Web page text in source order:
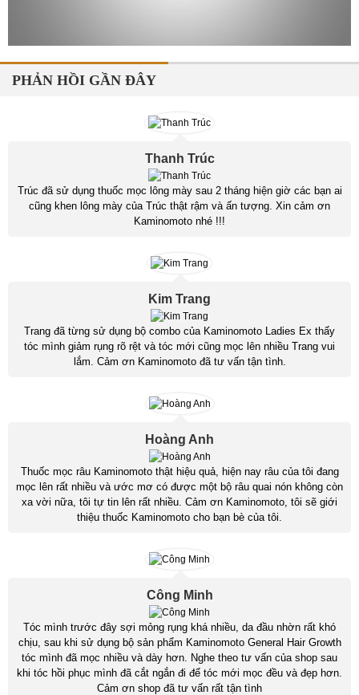
PHẢN HỒI GẦN ĐÂY
Thanh Trúc
Trúc đã sử dụng thuốc mọc lông mày sau 2 tháng hiện giờ các bạn ai
cũng khen lông mày của Trúc thật rậm và ấn tượng. Xin cảm ơn
Kaminomoto nhé !!!
Kim Trang
Trang đã từng sử dụng bộ combo của Kaminomoto Ladies Ex thấy
tóc mình giảm rụng rõ rệt và tóc mới cũng mọc lên nhiều Trang vui
lắm. Cảm ơn Kaminomoto đã tư vấn tận tình.
Hoàng Anh
Thuốc mọc râu Kaminomoto thật hiệu quả, hiện nay râu của tôi đang
mọc lên rất nhiều và ước mơ có được một bộ râu quai nón không còn
xa vời nữa, tôi tự tin lên rất nhiều. Cảm ơn Kaminomoto, tôi sẽ giới
thiệu thuốc Kaminomoto cho bạn bè của tôi.
Công Minh
Tóc mình trước đây sợi mỏng rụng khá nhiều, da đầu nhờn rất khó
chịu, sau khi sử dụng bộ sản phẩm Kaminomoto General Hair Growth
tóc mình đã mọc nhiều và dày hơn. Nghe theo tư vấn của shop sau
khi tóc hồi phục mình đã cắt ngắn đi để tóc mới mọc đều và đẹp hơn.
Cảm ơn shop đã tư vấn rất tận tình